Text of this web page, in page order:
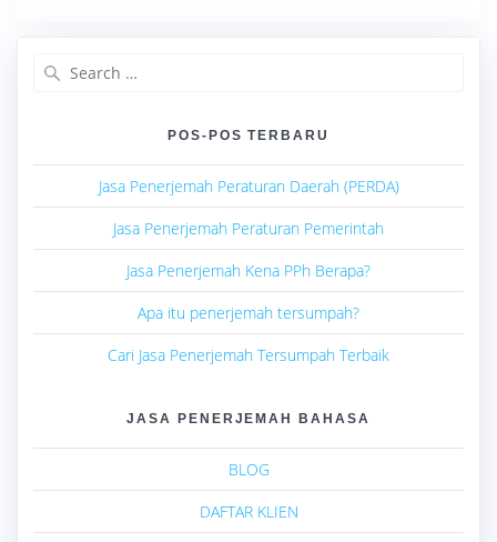
POS-POS TERBARU
Jasa Penerjemah Peraturan Daerah (PERDA)
Jasa Penerjemah Peraturan Pemerintah
Jasa Penerjemah Kena PPh Berapa?
Apa itu penerjemah tersumpah?
Cari Jasa Penerjemah Tersumpah Terbaik
JASA PENERJEMAH BAHASA
BLOG
DAFTAR KLIEN